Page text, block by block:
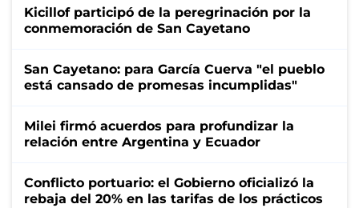
Kicillof participó de la peregrinación por la
conmemoración de San Cayetano
San Cayetano: para García Cuerva "el pueblo
está cansado de promesas incumplidas"
Milei firmó acuerdos para profundizar la
relación entre Argentina y Ecuador
Conflicto portuario: el Gobierno oficializó la
rebaja del 20% en las tarifas de los prácticos